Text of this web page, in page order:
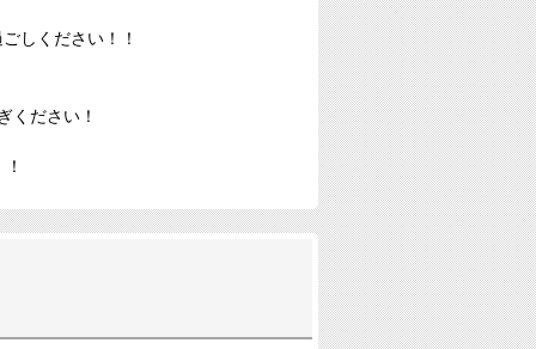
しください！！
ください！